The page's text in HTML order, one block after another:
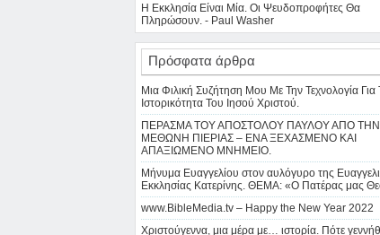
Η Εκκλησία Είναι Μία. Οι Ψευδοπροφήτες Θα
Πληρώσουν. - Paul Washer
Πρόσφατα άρθρα
Μια Φιλική Συζήτηση Μου Με Την Τεχνολογία Για
Ιστορικότητα Του Ιησού Χριστού.
ΠΕΡΑΣΜΑ ΤΟΥ ΑΠΟΣΤΟΛΟΥ ΠΑΥΛΟΥ ΑΠΟ ΤΗΝ
ΜΕΘΩΝΗ ΠΙΕΡΙΑΣ – ΕΝΑ ΞΕΧΑΣΜΕΝΟ ΚΑΙ
ΑΠΑΞΙΩΜΕΝΟ ΜΝΗΜΕΙΟ.
Μήνυμα Ευαγγελίου στον αυλόγυρο της
Εκκλησίας Κατερίνης. ΘΕΜΑ: «Ο Πατέρας μας
www.BibleMedia.tv – Happy the New Year 2022
Χριστούγεννα, μια μέρα με… ιστορία. Πότε